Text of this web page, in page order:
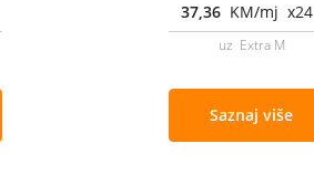
37,36 KM/mj x24
uz Extra M
Saznaj više